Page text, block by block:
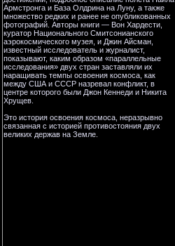
Армстронга и База Олдрина на Луну, а также
множество редких и ранее не опубликованных
фотографий. Авторы книги — Вон Хардести,
куратор Национального Смитсонианского
аэрокосмического музея, и Джин Айсман,
известный исследователь и журналист,
показывают, каким образом «параллельные
исследования» двух стран заставляли их
наращивать темпы освоения космоса, как
между США и СССР назревал конфликт, в
центре которого были Джон Кеннеди и Никита
Хрущев.
Это история освоения космоса, неразрывно
связанная с историей противостояния двух
великих держав на Земле.